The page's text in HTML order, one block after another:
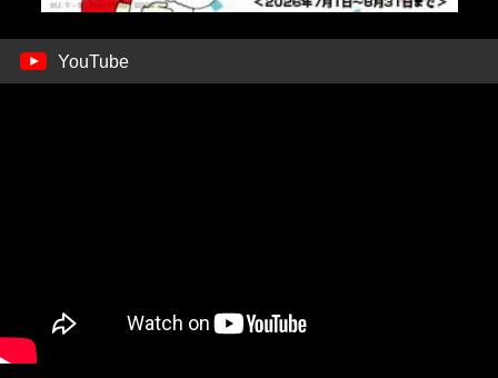
YouTube